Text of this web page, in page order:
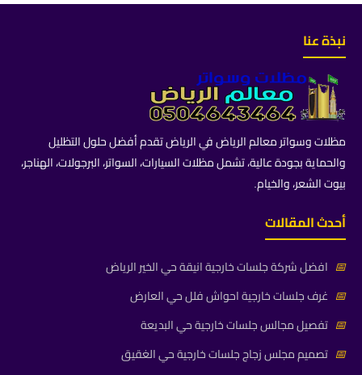
نبذة عنا
مظلات وسواتر معالم الرياض في الرياض تقدم أفضل حلول التظليل
والحماية بجودة عالية، تشمل مظلات السيارات، السواتر، البرجولات، الهناجر،
بيوت الشعر، والخيام.
أحدث المقالات
📅 افضل شركة جلسات خارجية انيقة حي الخير الرياض
📅 غرف جلسات خارجية احواش فلل حي العارض
📅 تفصيل مجالس جلسات خارجية حي البديعة
📅 تصميم مجلس زجاج جلسات خارجية حي الغقيق